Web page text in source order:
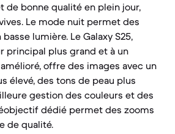
de bonne qualité en plein jour,
Le mode nuit permet des
lumière. Le Galaxy S25,
principal plus grand et à un
offre des images avec un
élevé, des tons de peau plus
gestion des couleurs et des
dédié permet des zooms
de qualité.